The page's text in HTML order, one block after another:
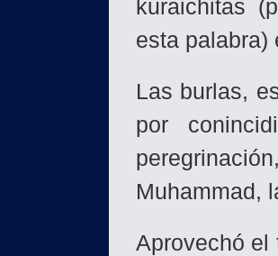
kuraichitas
esta palabra)
Las burlas,
por
Muhammad,
Aprovechó el